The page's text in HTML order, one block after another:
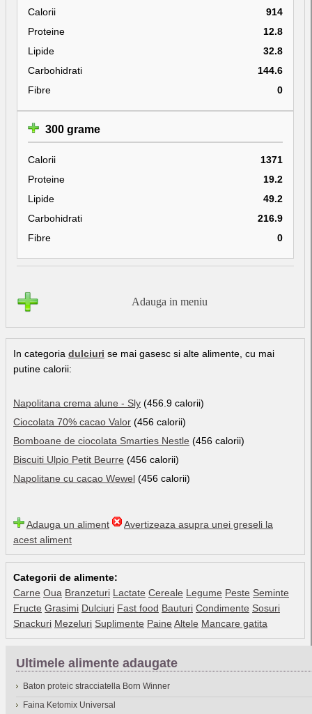
Calorii
914
Proteine
12.8
Lipide
32.8
Carbohidrati
144.6
Fibre
0
300 grame
Calorii
1371
Proteine
19.2
Lipide
49.2
Carbohidrati
216.9
Fibre
0
Adauga in meniu
In categoria dulciuri se mai gasesc si alte alimente, cu mai
putine calorii:
Napolitana crema alune - Sly (456.9 calorii)
Ciocolata 70% cacao Valor (456 calorii)
Bomboane de ciocolata Smarties Nestle (456 calorii)
Biscuiti Ulpio Petit Beurre (456 calorii)
Napolitane cu cacao Wewel (456 calorii)
Adauga un aliment
Avertizeaza asupra unei greseli la
acest aliment
Categorii de alimente:
Carne Oua Branzeturi Lactate Cereale Legume Peste Seminte
Fructe Grasimi Dulciuri Fast food Bauturi Condimente Sosuri
Snackuri Mezeluri Suplimente Paine Altele Mancare gatita
Ultimele alimente adaugate
Baton proteic stracciatella Born Winner
Faina Ketomix Universal